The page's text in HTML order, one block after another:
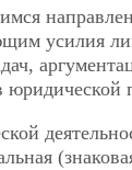
усилия
юридической